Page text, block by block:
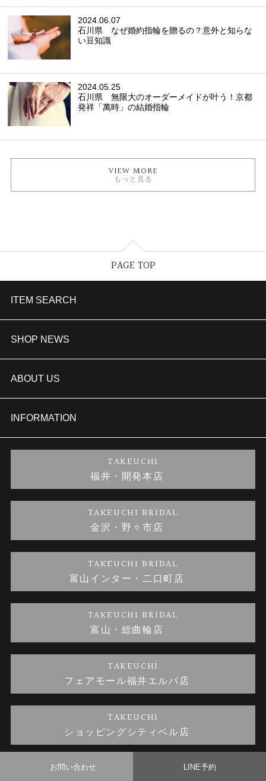
2024.06.07
石川県 なぜ婚約指輪を贈るの？意外と知らな
い豆知識
2024.05.25
石川県 無限大のオーダーメイドが叶う！京都
発祥「萬時」の結婚指輪
VIEW MORE
もっと見る
お問い合わせ LINE予約
PAGE TOP
ITEM SEARCH
婚約指輪
結婚指輪
セットリング
婚約ネックレス
金・プラチナのお取引
SHOP NEWS
TAKEUCHI BRIDAL金沢本店情報
商品一覧
ブランドリスト
金澤指輪工房｜手作りペアリング
金澤指輪工房｜手作り結婚指輪 and 婚約指輪
金澤指輪工房｜手作り婚約指輪プロポーズプラン
ABOUT US
会社概要
お客様の声
INFORMATION
プライバシーポリシー
TAKEUCHI
福井・開発本店
TAKEUCHI BRIDAL
金沢・野々市店
TAKEUCHI BRIDAL
富山インター・二口町店
TAKEUCHI BRIDAL
富山・総曲輪店
TAKEUCHI
フェアモール福井エルパ店
TAKEUCHI
ショッピングシティベル店
© TAKEUCHI BRIDAL All Rights Reserved.